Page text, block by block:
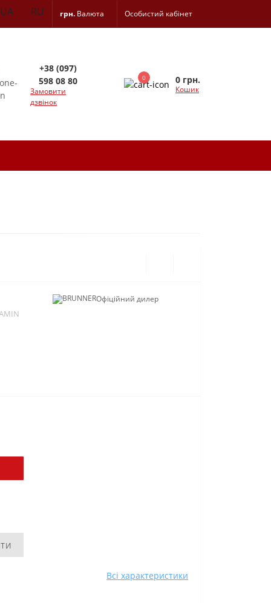
UA RU грн. Валюта Особистий кабінет
+38 (097)
598 08 80
Замовити
дзвінок
0 0 грн.
Кошик
Офіційний дилер
Всі характеристики